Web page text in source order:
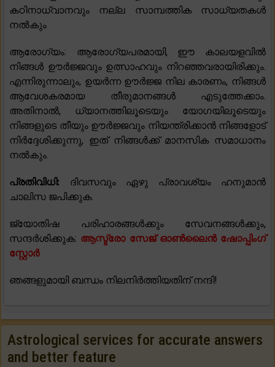
കഠിനാധ്വാനവും നല്ല സാമ്പത്തിക സാധ്യതകൾ
നൽകും
ആരോഗ്യം: ആരോഗ്യപരമായി, ഈ കാലയളവിൽ
നിങ്ങൾ ഊർജ്ജവും ഉത്സാഹവും നിറഞ്ഞവരായിരിക്കും.
എന്നിരുന്നാലും, ഉയർന്ന ഊർജ്ജ നില കാരണം, നിങ്ങൾ
ആവേശകരമായ തീരുമാനങ്ങൾ എടുത്തേക്കാം.
അതിനാൽ, ധ്യാനത്തിലൂടെയും യോഗയിലൂടെയും
നിങ്ങളുടെ തീയും ഊർജ്ജവും നിയന്ത്രിക്കാൻ നിങ്ങളോട്
നിർദ്ദേശിക്കുന്നു, ഇത് നിങ്ങൾക്ക് മാനസിക സമാധാനം
നൽകും.
പ്രതിവിധി: ദിവസവും ഏഴു പ്രാവശ്യം ഹനുമാൻ
ചാലിസ ജപിക്കുക.
ജ്യോതിഷ പരിഹാരങ്ങൾക്കും സേവനങ്ങൾക്കും,
സന്ദർശിക്കുക: ആസ്ട്രോ സേജ് ഓൺലൈൻ ഷോപ്പിംഗ്
സ്റ്റോർ
ഞങ്ങളുമായി ബന്ധം നിലനിർത്തിയതിന് നന്ദി!
Astrological services for accurate answers
and better feature